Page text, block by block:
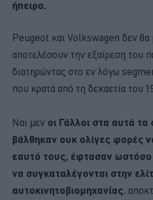
ήπειρο.
Peugeot και Volkswagen δεν θα
αποτελέσουν την εξαίρεση του
διατηρώντας στο εν λόγω
που κρατά από τη δεκαετία του
Ναι μεν οι Γάλλοι στα αυτά
βάλθηκαν ουκ ολίγες φορές
εαυτό τους, έφτασαν ωστόσο
να συγκαταλέγονται στην
αυτοκινητοβιομηχανίας,